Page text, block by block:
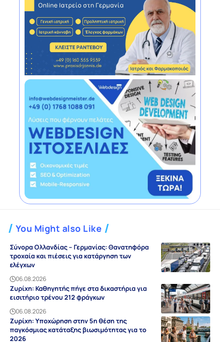
You Might also Like
Σύνορα Ολλανδίας – Γερμανίας: Θανατηφόρα
τροχαία και πιέσεις για κατάργηση των
ελέγχων
06.08.2026
Ζυρίχη: Καθηγητής πήγε στα δικαστήρια για
εισιτήριο τρένου 212 φράγκων
06.08.2026
Ζυρίχη: Υποχώρηση στην 5η θέση της
παγκόσμιας κατάταξης βιωσιμότητας για το
2026